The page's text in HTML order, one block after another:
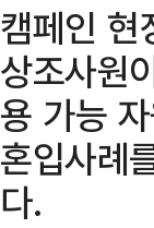
캠페인 현
상조사원
용 가능
혼입사례
다.